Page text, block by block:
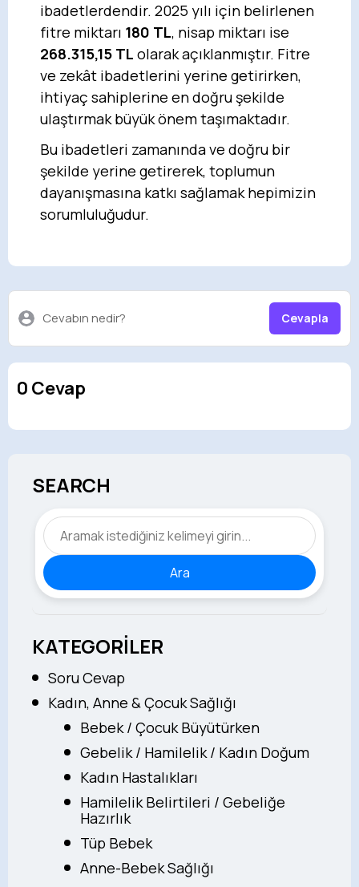
ibadetlerdendir. 2025 yılı için belirlenen
fitre miktarı 180 TL, nisap miktarı ise
268.315,15 TL olarak açıklanmıştır. Fitre
ve zekât ibadetlerini yerine getirirken,
ihtiyaç sahiplerine en doğru şekilde
ulaştırmak büyük önem taşımaktadır.
Bu ibadetleri zamanında ve doğru bir
şekilde yerine getirerek, toplumun
dayanışmasına katkı sağlamak hepimizin
sorumluluğudur.
Cevabın nedir? Cevapla
0 Cevap
SEARCH
Ara
KATEGORİLER
Soru Cevap
Kadın, Anne & Çocuk Sağlığı
Bebek / Çocuk Büyütürken
Gebelik / Hamilelik / Kadın Doğum
Kadın Hastalıkları
Hamilelik Belirtileri / Gebeliğe
Hazırlık
Tüp Bebek
Anne-Bebek Sağlığı